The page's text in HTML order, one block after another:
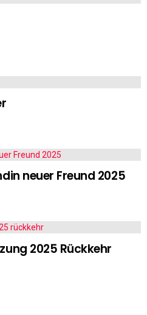
neuer Freund 2025
2025 Rückkehr